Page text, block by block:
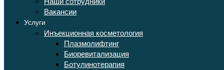
Вакансии
Услуги
Инъекционная косметология
Плазмолифтинг
Биоревитализация
Ботулинотерапия